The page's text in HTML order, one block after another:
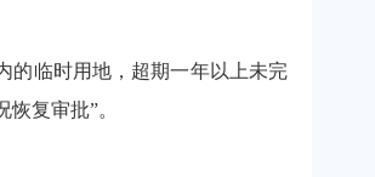
临时用地，超期一年以上未完
复审批”。